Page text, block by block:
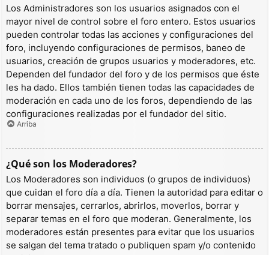
Los Administradores son los usuarios asignados con el
mayor nivel de control sobre el foro entero. Estos usuarios
pueden controlar todas las acciones y configuraciones del
foro, incluyendo configuraciones de permisos, baneo de
usuarios, creación de grupos usuarios y moderadores, etc.
Dependen del fundador del foro y de los permisos que éste
les ha dado. Ellos también tienen todas las capacidades de
moderación en cada uno de los foros, dependiendo de las
configuraciones realizadas por el fundador del sitio.
Arriba
¿Qué son los Moderadores?
Los Moderadores son individuos (o grupos de individuos)
que cuidan el foro día a día. Tienen la autoridad para editar o
borrar mensajes, cerrarlos, abrirlos, moverlos, borrar y
separar temas en el foro que moderan. Generalmente, los
moderadores están presentes para evitar que los usuarios
se salgan del tema tratado o publiquen spam y/o contenido